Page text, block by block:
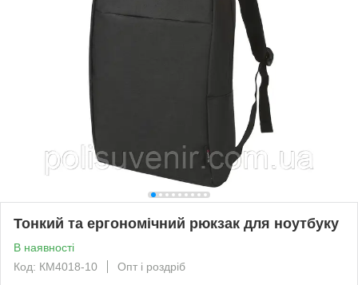
Тонкий та ергономічний рюкзак для ноутбуку
В наявності
Код: КМ4018-10
Опт і роздріб